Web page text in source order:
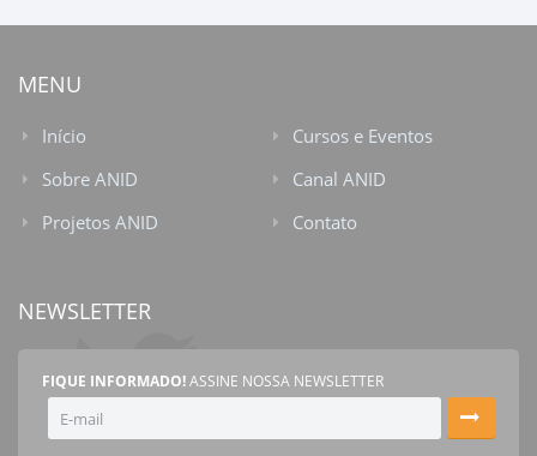
MENU
Início
Sobre ANID
Projetos ANID
Cursos e Eventos
Canal ANID
Contato
NEWSLETTER
FIQUE INFORMADO!ASSINE NOSSA NEWSLETTER